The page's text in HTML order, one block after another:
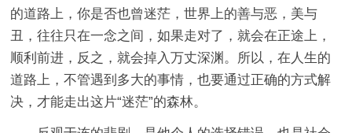
的道路上，你是否也曾迷茫，世界上的善与恶，美与
丑，往往只在一念之间，如果走对了，就会在正途上，
顺利前进，反之，就会掉入万丈深渊。所以，在人生的
道路上，不管遇到多大的事情，也要通过正确的方式解
决，才能走出这片“迷茫”的森林。